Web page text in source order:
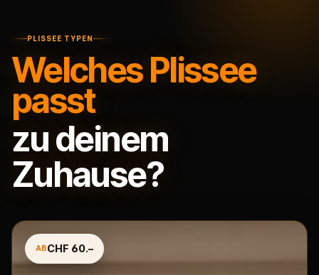
PLISSEE TYPEN
Welches Plissee
passt
zu deinem
Zuhause?
ABCHF 60.–